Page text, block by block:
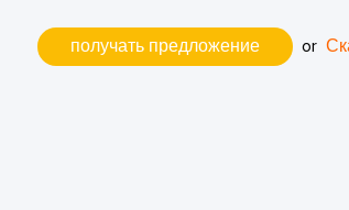
получать предложение or